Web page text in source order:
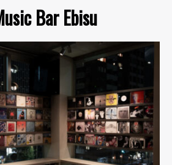
Bar Ebisu